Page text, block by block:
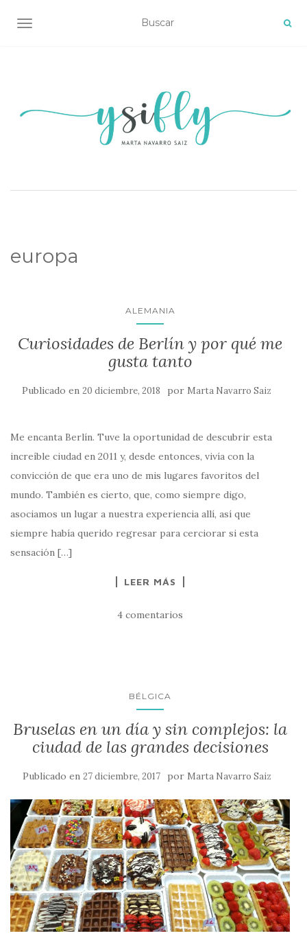
ALTERNAR NAVEGACIÓN
europa
ALEMANIA
Curiosidades de Berlín y por qué me
gusta tanto
Publicado en 20 diciembre, 2018 por Marta Navarro Saiz
Me encanta Berlín. Tuve la oportunidad de descubrir esta
increíble ciudad en 2011 y, desde entonces, vivía con la
convicción de que era uno de mis lugares favoritos del
mundo. También es cierto, que, como siempre digo,
asociamos un lugar a nuestra experiencia allí, así que
siempre había querido regresar para cerciorar si esta
sensación […]
LEER MÁS
4 comentarios
BÉLGICA
Bruselas en un día y sin complejos: la
ciudad de las grandes decisiones
Publicado en 27 diciembre, 2017 por Marta Navarro Saiz